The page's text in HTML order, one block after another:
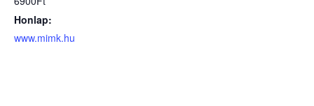
Honlap:
www.mimk.hu